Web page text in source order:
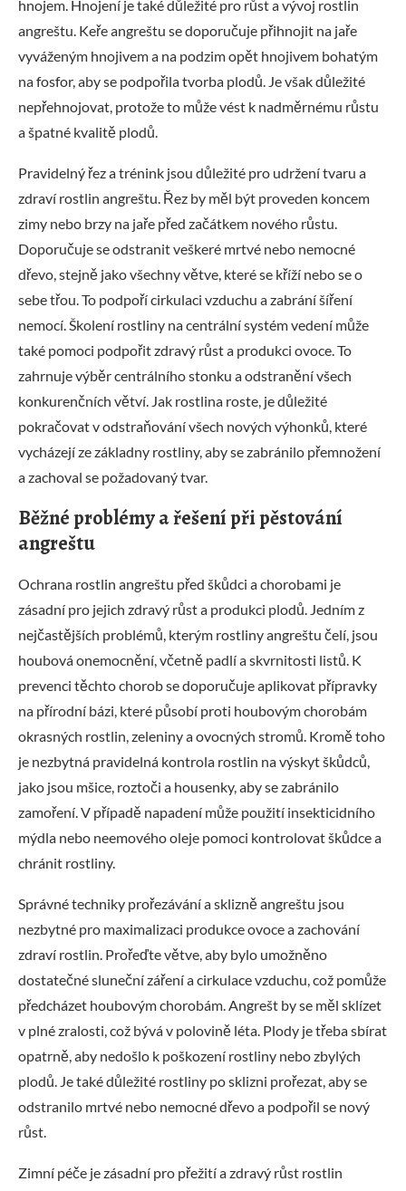
hnojem. Hnojení je také důležité pro růst a vývoj rostlin
angreštu. Keře angreštu se doporučuje přihnojit na jaře
vyváženým hnojivem a na podzim opět hnojivem bohatým
na fosfor, aby se podpořila tvorba plodů. Je však důležité
nepřehnojovat, protože to může vést k nadměrnému růstu
a špatné kvalitě plodů.
Pravidelný řez a trénink jsou důležité pro udržení tvaru a
zdraví rostlin angreštu. Řez by měl být proveden koncem
zimy nebo brzy na jaře před začátkem nového růstu.
Doporučuje se odstranit veškeré mrtvé nebo nemocné
dřevo, stejně jako všechny větve, které se kříží nebo se o
sebe třou. To podpoří cirkulaci vzduchu a zabrání šíření
nemocí. Školení rostliny na centrální systém vedení může
také pomoci podpořit zdravý růst a produkci ovoce. To
zahrnuje výběr centrálního stonku a odstranění všech
konkurenčních větví. Jak rostlina roste, je důležité
pokračovat v odstraňování všech nových výhonků, které
vycházejí ze základny rostliny, aby se zabránilo přemnožení
a zachoval se požadovaný tvar.
Běžné problémy a řešení při pěstování
angreštu
Ochrana rostlin angreštu před škůdci a chorobami je
zásadní pro jejich zdravý růst a produkci plodů. Jedním z
nejčastějších problémů, kterým rostliny angreštu čelí, jsou
houbová onemocnění, včetně padlí a skvrnitosti listů. K
prevenci těchto chorob se doporučuje aplikovat přípravky
na přírodní bázi, které působí proti houbovým chorobám
okrasných rostlin, zeleniny a ovocných stromů. Kromě toho
je nezbytná pravidelná kontrola rostlin na výskyt škůdců,
jako jsou mšice, roztoči a housenky, aby se zabránilo
zamoření. V případě napadení může použití insekticidního
mýdla nebo neemového oleje pomoci kontrolovat škůdce a
chránit rostliny.
Správné techniky prořezávání a sklizně angreštu jsou
nezbytné pro maximalizaci produkce ovoce a zachování
zdraví rostlin. Prořeďte větve, aby bylo umožněno
dostatečné sluneční záření a cirkulace vzduchu, což pomůže
předcházet houbovým chorobám. Angrešt by se měl sklízet
v plné zralosti, což bývá v polovině léta. Plody je třeba sbírat
opatrně, aby nedošlo k poškození rostliny nebo zbylých
plodů. Je také důležité rostliny po sklizni prořezat, aby se
odstranilo mrtvé nebo nemocné dřevo a podpořil se nový
růst.
Zimní péče je zásadní pro přežití a zdravý růst rostlin